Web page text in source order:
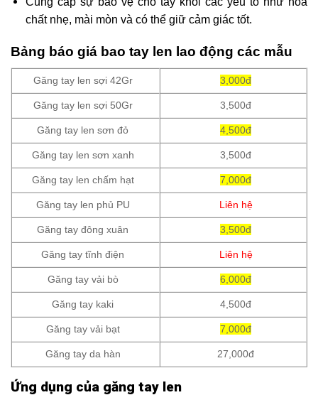
chất nhẹ, mài mòn và có thể giữ cảm giác tốt.
Bảng báo giá bao tay len lao động các mẫu
Găng tay len sợi 42Gr 3,000đ
Găng tay len sợi 50Gr 3,500đ
Găng tay len sơn đỏ 4,500đ
Găng tay len sơn xanh 3,500đ
Găng tay len chấm hạt 7,000đ
Găng tay len phủ PU Liên hệ
Găng tay đông xuân 3,500đ
Găng tay tĩnh điện Liên hệ
Găng tay vải bò 6,000đ
Găng tay kaki 4,500đ
Găng tay vải bạt 7,000đ
Găng tay da hàn 27,000đ
Ứng dụng của găng tay len